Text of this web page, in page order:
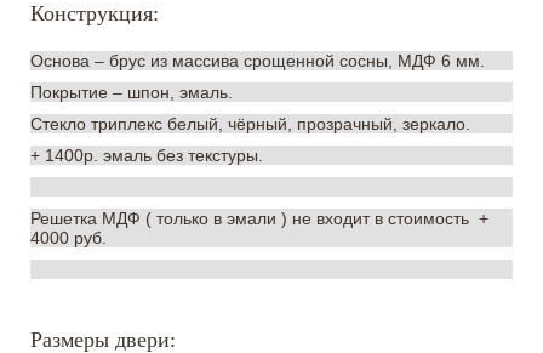
Конструкция:
Основа – брус из массива срощенной сосны, МДФ 6 мм.
Покрытие – шпон, эмаль.
Стекло триплекс белый, чёрный, прозрачный, зеркало.
+ 1400р. эмаль без текстуры.
Решетка МДФ ( только в эмали ) не входит в стоимость +
4000 руб.
Размеры двери: